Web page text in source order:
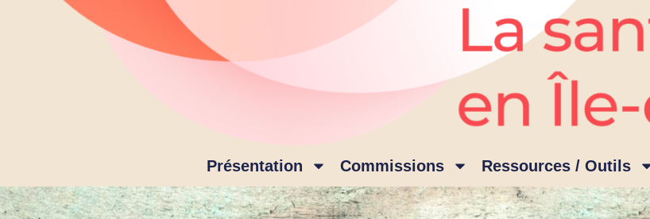
Présentation Commissions Ressources / Outils